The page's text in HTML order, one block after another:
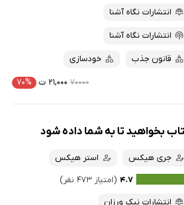
انتشارات نگاه آشنا
انتشارات نگاه آشنا
قانون جذب خودسازی
۷۰۰۰۰ ۲۱,۰۰۰ ت ۷۰%
بخواهید تا به شما داده شود
جری هیکس
استر هیکس
۴.۷ (امتیاز ۴۷۳ نفر)
انتشارات نیک ورزان